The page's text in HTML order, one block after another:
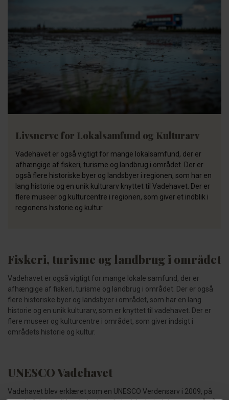
Livsnerve for Lokalsamfund og Kulturarv
Vadehavet er også vigtigt for mange lokalsamfund, der er
afhængige af fiskeri, turisme og landbrug i området. Der er
også flere historiske byer og landsbyer i regionen, som har en
lang historie og en unik kulturarv knyttet til Vadehavet. Der er
flere museer og kulturcentre i regionen, som giver et indblik i
regionens historie og kultur.
Fiskeri, turisme og landbrug i området
Vadehavet er også vigtigt for mange lokale samfund, der er
afhængige af fiskeri, turisme og landbrug i området. Der er også
flere historiske byer og landsbyer i området, som har en lang
historie og en unik kulturarv, som er knyttet til vadehavet. Der er
flere museer og kulturcentre i området, som giver indsigt i
områdets historie og kultur.
UNESCO Vadehavet
Vadehavet blev erklæret som en UNESCO Verdensarv i 2009, på